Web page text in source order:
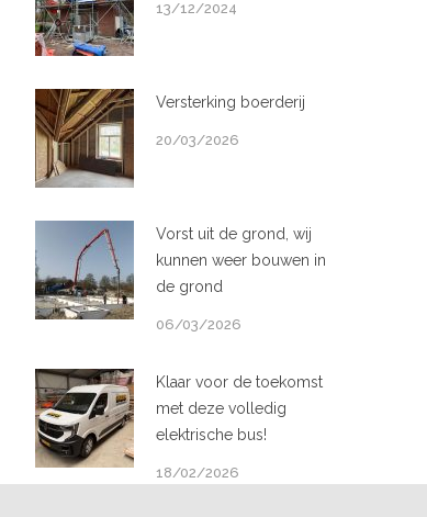
13/12/2024
Versterking boerderij
20/03/2026
Vorst uit de grond, wij
kunnen weer bouwen in
de grond
06/03/2026
Klaar voor de toekomst
met deze volledig
elektrische bus!
18/02/2026